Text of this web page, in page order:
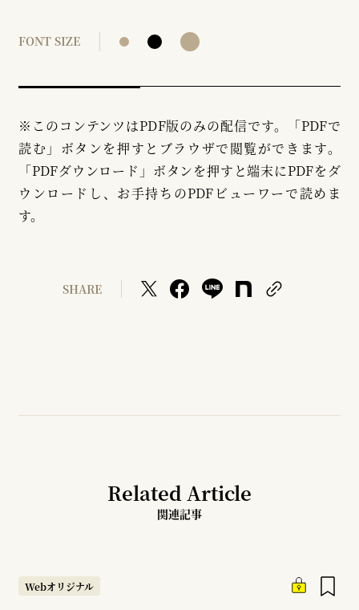
FONT SIZE
※このコンテンツはPDF版のみの配信です。「PDFで
読む」ボタンを押すとブラウザで閲覧ができます。
「PDFダウンロード」ボタンを押すと端末にPDFをダ
ウンロードし、お手持ちのPDFビューワーで読めま
す。
SHARE
Related Article
関連記事
Webオリジナル